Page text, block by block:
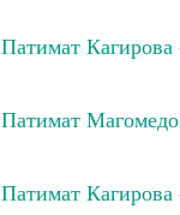
Патимат
Патимат
Патимат Кагирова